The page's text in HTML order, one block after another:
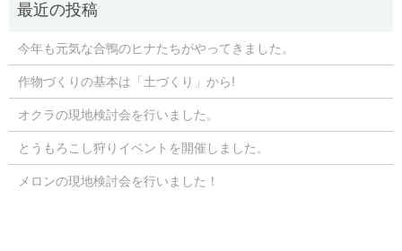
今年も元気な合鴨のヒナたちがやってきました。
作物づくりの基本は「土づくり」から!
オクラの現地検討会を行いました。
とうもろこし狩りイベントを開催しました。
メロンの現地検討会を行いました！